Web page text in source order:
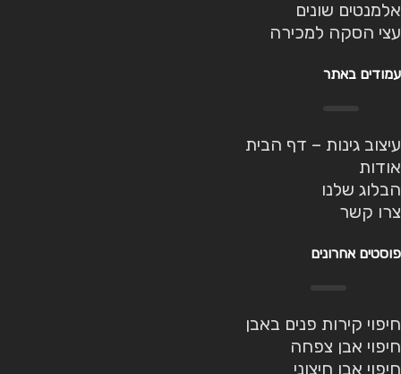
אלמנטים שונים
עצי הסקה למכירה
עמודים באתר
עיצוב גינות – דף הבית
אודות
הבלוג שלנו
צרו קשר
פוסטים אחרונים
חיפוי קירות פנים באבן
חיפוי אבן צפחה
חיפוי אבן חיצוני